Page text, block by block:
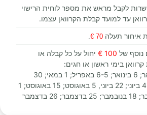
לקבל מראש את מספר לוחית הרישוי
עד למועד קבלת הקרוואן עצמו.
איחור תעלה 70 €
.
נוסף של 100 €
יחול על כל קבלה או
בימי ראשון או חגים:
1 בינואר; 6 בינואר; 6-5 באפריל; 1 במאי; 30
במאי; 4 ביוני; 22 ביוני, 5 באוגוסט; 15 באוגוסט; 1
בדצמבר